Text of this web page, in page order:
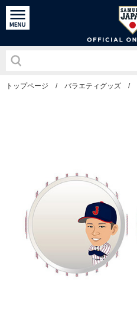
トップページ / バラエティグッズ /